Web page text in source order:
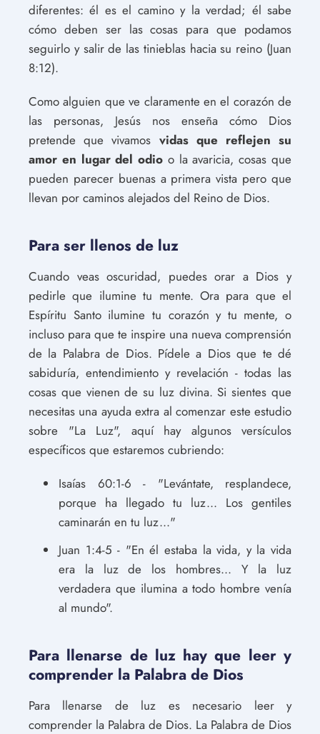
diferentes: él es el camino y la verdad; él sabe
cómo deben ser las cosas para que podamos
seguirlo y salir de las tinieblas hacia su reino (Juan
8:12).
Como alguien que ve claramente en el corazón de
las personas, Jesús nos enseña cómo Dios
pretende que vivamos vidas que reflejen su
amor en lugar del odio o la avaricia, cosas que
pueden parecer buenas a primera vista pero que
llevan por caminos alejados del Reino de Dios.
Para ser llenos de luz
Cuando veas oscuridad, puedes orar a Dios y
pedirle que ilumine tu mente. Ora para que el
Espíritu Santo ilumine tu corazón y tu mente, o
incluso para que te inspire una nueva comprensión
de la Palabra de Dios. Pídele a Dios que te dé
sabiduría, entendimiento y revelación - todas las
cosas que vienen de su luz divina. Si sientes que
necesitas una ayuda extra al comenzar este estudio
sobre "La Luz", aquí hay algunos versículos
específicos que estaremos cubriendo:
Isaías 60:1-6 - "Levántate, resplandece,
porque ha llegado tu luz... Los gentiles
caminarán en tu luz..."
Juan 1:4-5 - "En él estaba la vida, y la vida
era la luz de los hombres... Y la luz
verdadera que ilumina a todo hombre venía
al mundo".
Para llenarse de luz hay que leer y
comprender la Palabra de Dios
Para llenarse de luz es necesario leer y
comprender la Palabra de Dios. La Palabra de Dios